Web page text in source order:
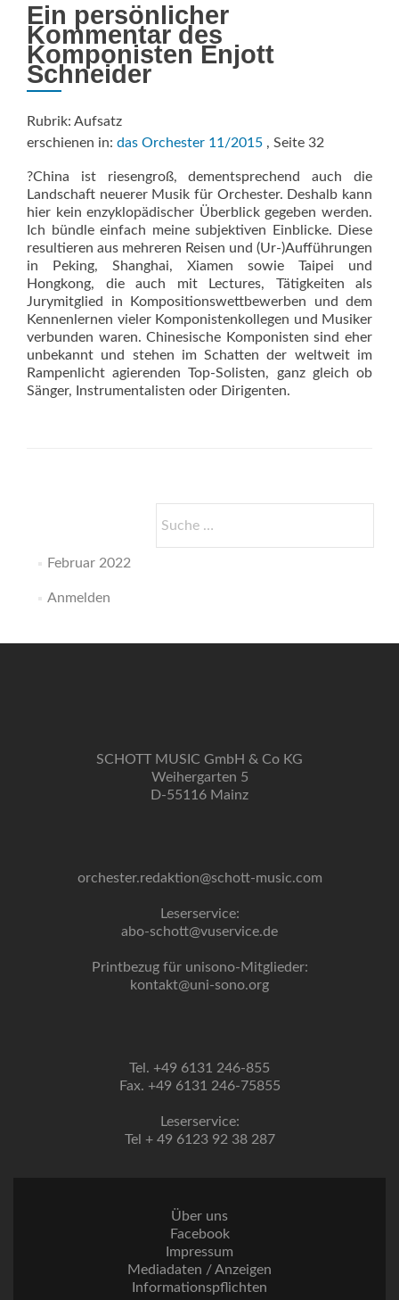
Ein persönlicher
Kommentar des
Komponisten Enjott
Schneider
Rubrik: Aufsatz
erschienen in: das Orchester 11/2015 , Seite 32
?China ist riesengroß, dementsprechend auch die
Landschaft neuerer Musik für Orchester. Deshalb kann
hier kein enzyklopädischer Überblick gegeben werden.
Ich bündle einfach meine subjektiven Einblicke. Diese
resultieren aus mehreren Reisen und (Ur-)Aufführungen
in Peking, Shanghai, Xiamen sowie Taipei und
Hongkong, die auch mit Lectures, Tätigkeiten als
Jurymitglied in Kompositionswettbewerben und dem
Kennenlernen vieler Komponistenkollegen und Musiker
verbunden waren. Chinesische Komponisten sind eher
unbekannt und stehen im Schatten der weltweit im
Rampenlicht agierenden Top-Solisten, ganz gleich ob
Sänger, Instrumentalisten oder Dirigenten.
nach:
Februar 2022
Anmelden
SCHOTT MUSIC GmbH & Co KG
Weihergarten 5
D-55116 Mainz
orchester.redaktion@schott-music.com
Leserservice:
abo-schott@vuservice.de
Printbezug für unisono-Mitglieder:
kontakt@uni-sono.org
Tel. +49 6131 246-855
Fax. +49 6131 246-75855
Leserservice:
Tel + 49 6123 92 38 287
Über uns
Facebook
Impressum
Mediadaten / Anzeigen
Informationspflichten